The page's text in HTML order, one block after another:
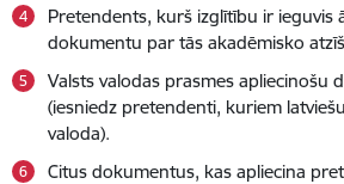
Pretendents, kurš izglītību ir ieguvis
dokumentu par tās akadēmisko
Valsts valodas prasmes apliecinošu
(iesniedz pretendenti, kuriem
valoda).
Citus dokumentus, kas apliecina